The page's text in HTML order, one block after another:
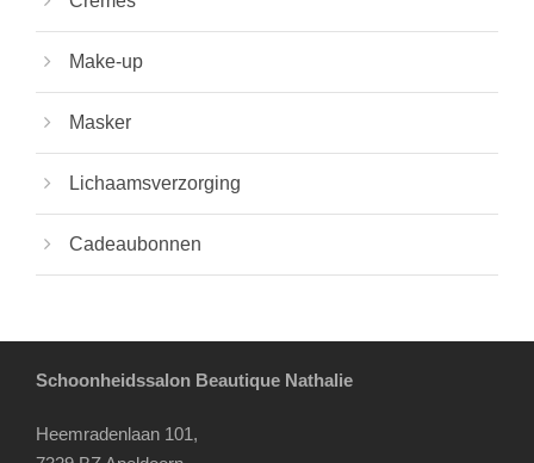
Make-up
Masker
Lichaamsverzorging
Cadeaubonnen
Schoonheidssalon Beautique Nathalie
Heemradenlaan 101,